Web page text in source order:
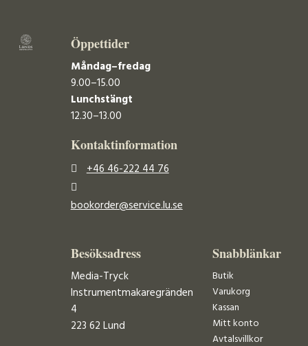
Öppettider
Måndag–fredag
9.00–15.00
Lunchstängt
12.30–13.00
Kontaktinformation
+46 46-222 44 76
bookorder@service.lu.se
Besöksadress
Media-Tryck
Instrumentmakaregränden
4
223 62 Lund
Snabblänkar
Butik
Varukorg
Kassan
Mitt konto
Avtalsvillkor